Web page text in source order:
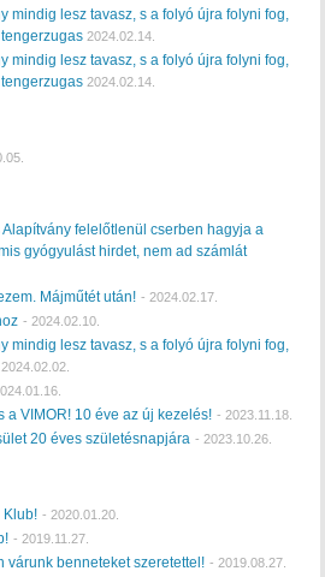
mindig lesz tavasz, s a folyó újra folyni fog,
tengerzugas 2024.02.14.
mindig lesz tavasz, s a folyó újra folyni fog,
tengerzugas 2024.02.14.
felelőtlenül cserben hagyja a
gyógyulást hirdet, nem ad számlát
Májműtét után! - 2024.02.17.
- 2024.02.10.
mindig lesz tavasz, s a folyó újra folyni fog,
2024.02.02.
a VIMOR! 10 éve az új kezelés! - 2023.11.18.
20 éves születésnapjára - 2023.10.26.
Klub! - 2020.01.20.
- 2019.11.27.
várunk benneteket szeretettel! - 2019.08.27.